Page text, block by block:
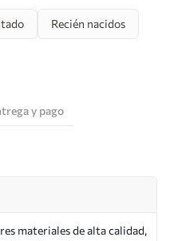
Recién nacidos
y pago
materiales de alta calidad,